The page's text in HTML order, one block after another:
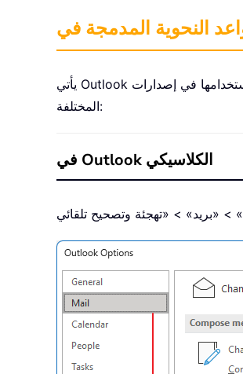
يأتي Outlook مزوَّدًا بوظيفة أساسية للتحقق من الإملاء والقواعد النحوية. إليك كيفية استخدامها في إصدارات Outlook
المختلفة:
في Outlook الكلاسيكي